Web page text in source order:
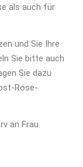
als auch für
und Sie Ihre
Sie bitte auch
Sie dazu
Rose-
an Frau